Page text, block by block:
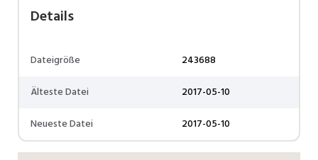
Details
Dateigröße
243688
Älteste Datei
2017-05-10
Neueste Datei
2017-05-10